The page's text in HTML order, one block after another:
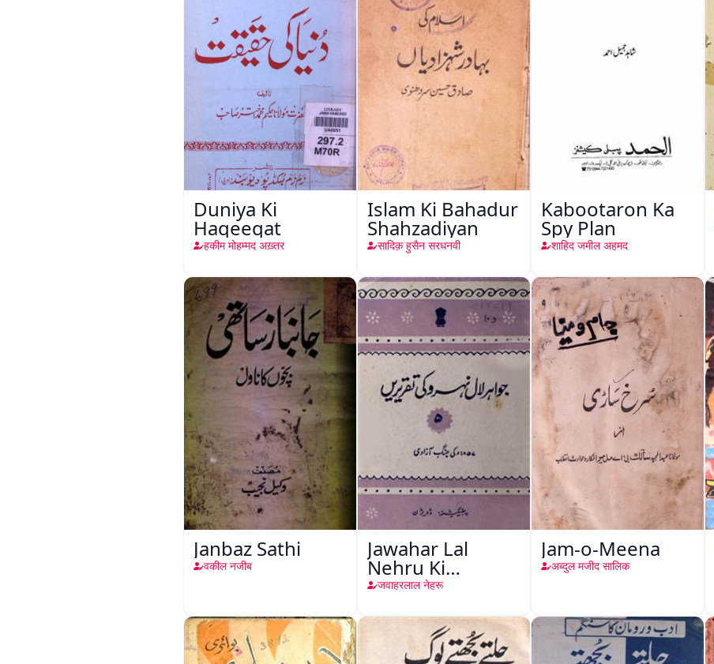
Duniya Ki
Haqeeqat
हकीम मोहम्मद अख़्तर
Islam Ki Bahadur
Shahzadiyan
सादिक़ हुसैन सरधनवी
Kabootaron Ka
Spy Plan
शाहिद जमील अहमद
Janbaz Sathi
वकील नजीब
Jawahar Lal
Nehru Ki
Taqreeren (Jang-
जवाहरलाल नेहरू
Jam-o-Meena
अब्दुल मजीद सालिक